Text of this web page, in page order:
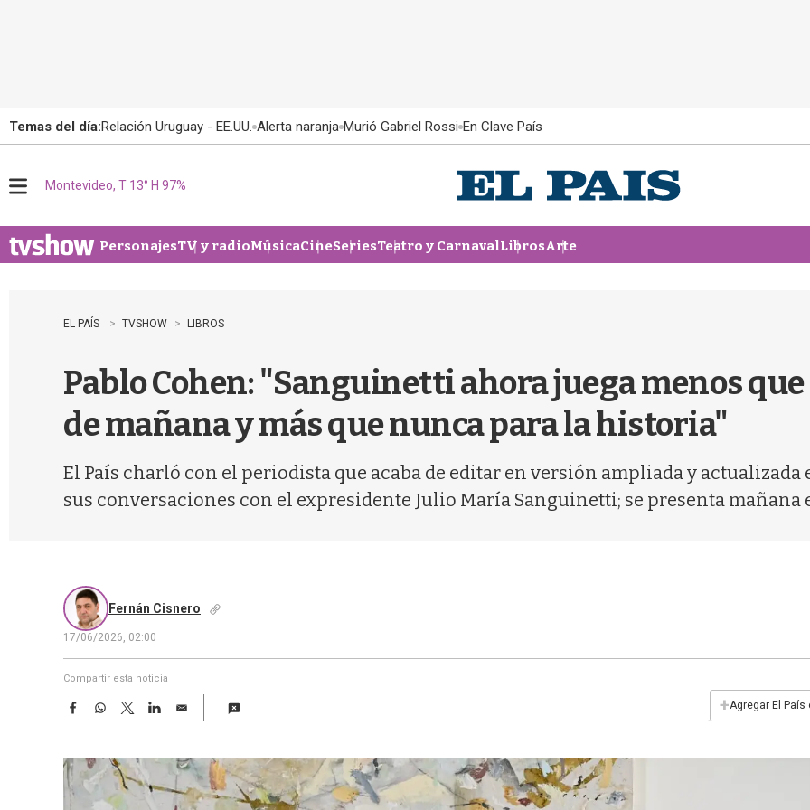
Temas del día:Relación Uruguay - EE.UU. Alerta naranja Murió Gabriel Rossi En Clave País
u
Montevideo, T 13° H 97%
PersonajesTV y radioMúsicaCineSeriesTeatro y CarnavalLibrosArte
EL PAÍS TVSHOW LIBROS
Pablo Cohen: "Sanguinetti ahora juega menos
de mañana y más que nunca para la historia"
El País charló con el periodista que acaba de editar en versión ampliada y actualizada
sus conversaciones con el expresidente Julio María Sanguinetti; se presenta
Fernán Cisnero
17/06/2026, 02:00
Compartir esta noticia
F
e
b
o
W
t
s
A
T
w
t
t
e
L
k
d
E
i
l
+Agregar El País